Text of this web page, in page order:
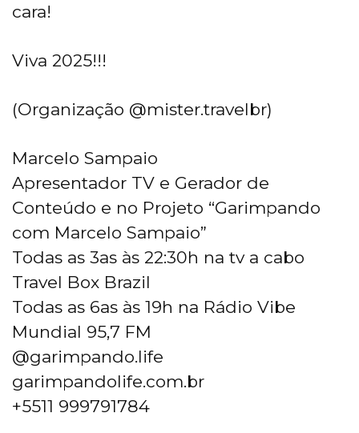
cara!
Viva 2025!!!
(Organização @mister.travelbr)
Marcelo Sampaio
Apresentador TV e Gerador de
Conteúdo e no Projeto “Garimpando
com Marcelo Sampaio”
Todas as 3as às 22:30h na tv a cabo
Travel Box Brazil
Todas as 6as às 19h na Rádio Vibe
Mundial 95,7 FM
@garimpando.life
garimpandolife.com.br
+5511 999791784